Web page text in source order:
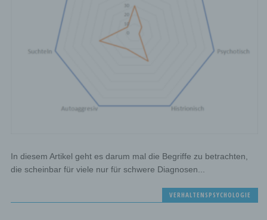
In diesem Artikel geht es darum mal die Begriffe zu betrachten,
die scheinbar für viele nur für schwere Diagnosen...
VERHALTENSPSYCHOLOGIE